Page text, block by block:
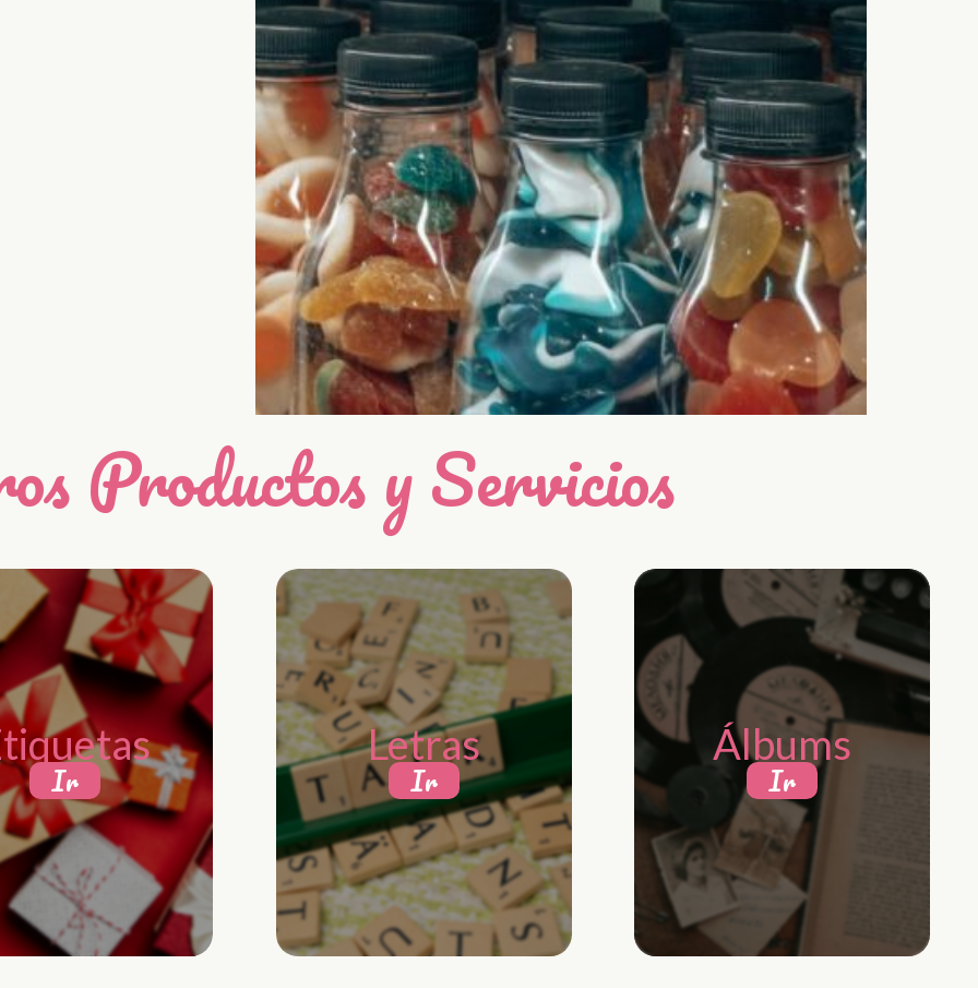
Productos y Servicios
Ir
Letras
Ir
Álbums
Ir